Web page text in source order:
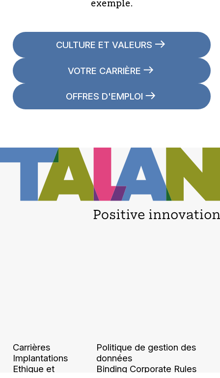
exemple.
CULTURE ET VALEURS
VOTRE CARRIÈRE
OFFRES D'EMPLOI
Carrières
Implantations
Ethique et
Politique de gestion des
données
Binding Corporate Rules